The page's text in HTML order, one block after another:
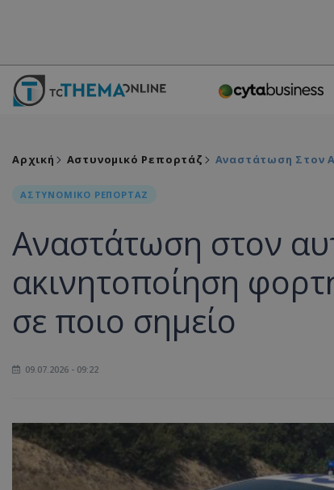
Αρχική Αστυνομικό Ρεπορτάζ Αναστάτωση Στον
ΑΣΤΥΝΟΜΙΚΟ ΡΕΠΟΡΤΑΖ
Αναστάτωση στον
ακινητοποίηση
σε ποιο σημείο
09.07.2026 - 09:22